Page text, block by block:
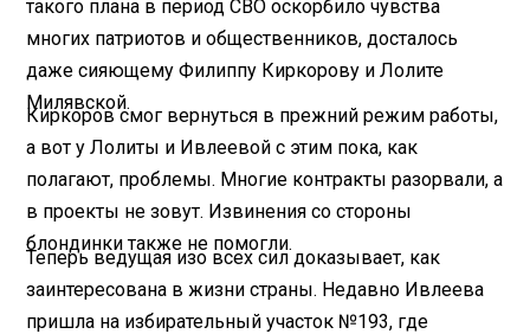
такого плана в период СВО оскорбило чувства
многих патриотов и общественников, досталось
даже сияющему Филиппу Киркорову и Лолите
Милявской.
Киркоров смог вернуться в прежний режим работы,
а вот у Лолиты и Ивлеевой с этим пока, как
полагают, проблемы. Многие контракты разорвали, а
в проекты не зовут. Извинения со стороны
блондинки также не помогли.
Теперь ведущая изо всех сил доказывает, как
заинтересована в жизни страны. Недавно Ивлеева
пришла на избирательный участок №193, где